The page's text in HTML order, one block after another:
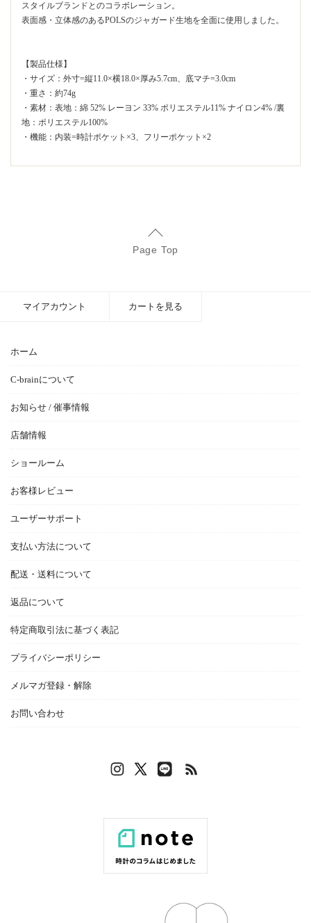
スタイルブランドとのコラボレーション。
表面感・立体感のあるPOLSのジャガード生地を全面に使用しました。
【製品仕様】
・サイズ：外寸=縦11.0×横18.0×厚み5.7cm、底マチ=3.0cm
・重さ：約74g
・素材：表地：綿 52% レーヨン 33% ポリエステル11% ナイロン4% /裏
地：ポリエステル100%
・機能：内装=時計ポケット×3、フリーポケット×2
Page Top
ホーム
C-brainについて
お知らせ / 催事情報
店舗情報
ショールーム
お客様レビュー
ユーザーサポート
支払い方法について
配送・送料について
返品について
特定商取引法に基づく表記
プライバシーポリシー
メルマガ登録・解除
お問い合わせ
マイアカウント カートを見る